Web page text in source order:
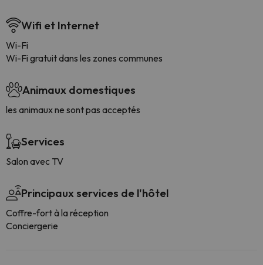
Wifi et Internet
Wi-Fi
Wi-Fi gratuit dans les zones communes
Animaux domestiques
les animaux ne sont pas acceptés
Services
Salon avec TV
Principaux services de l'hôtel
Coffre-fort à la réception
Conciergerie